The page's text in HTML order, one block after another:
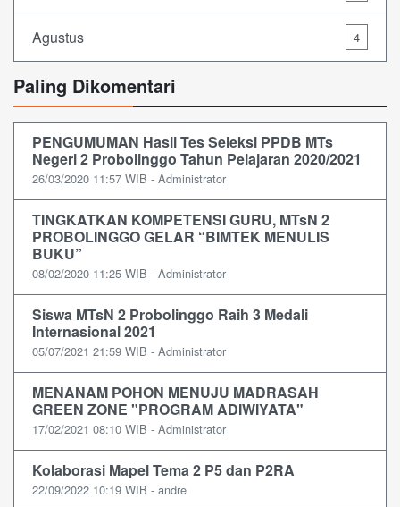
Agustus 4
Paling Dikomentari
PENGUMUMAN Hasil Tes Seleksi PPDB MTs
Negeri 2 Probolinggo Tahun Pelajaran 2020/2021
26/03/2020 11:57 WIB - Administrator
TINGKATKAN KOMPETENSI GURU, MTsN 2
PROBOLINGGO GELAR “BIMTEK MENULIS
BUKU”
08/02/2020 11:25 WIB - Administrator
Siswa MTsN 2 Probolinggo Raih 3 Medali
Internasional 2021
05/07/2021 21:59 WIB - Administrator
MENANAM POHON MENUJU MADRASAH
GREEN ZONE "PROGRAM ADIWIYATA"
17/02/2021 08:10 WIB - Administrator
Kolaborasi Mapel Tema 2 P5 dan P2RA
22/09/2022 10:19 WIB - andre